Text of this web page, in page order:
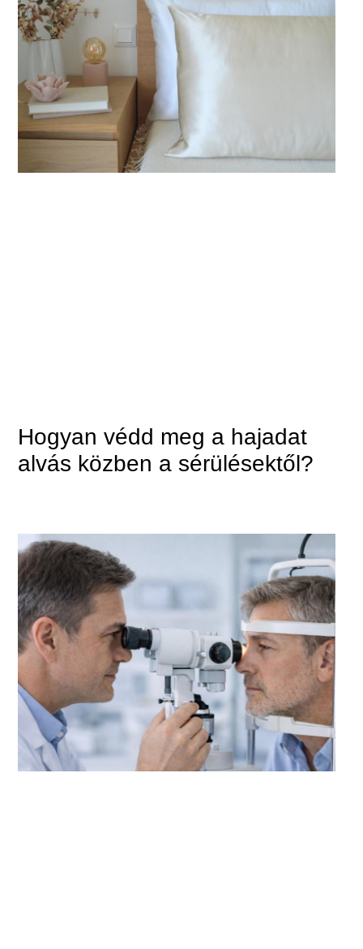
Hogyan védd meg a hajadat
alvás közben a sérülésektől?